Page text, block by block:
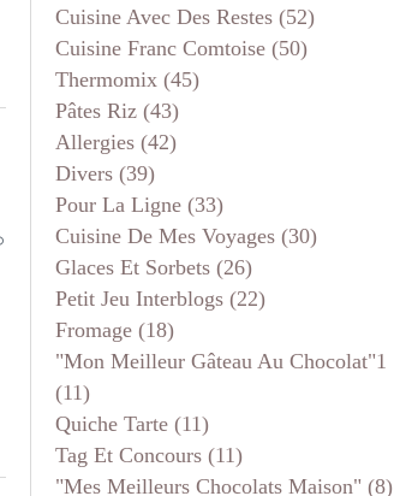
GÂTEAUX AU CHOCOLAT
Cuisine Avec Des Restes (52)
Cuisine Franc Comtoise (50)
Thermomix (45)
Pâtes Riz (43)
Allergies (42)
Divers (39)
Pour La Ligne (33)
Cuisine De Mes Voyages (30)
Glaces Et Sorbets (26)
Petit Jeu Interblogs (22)
Fromage (18)
"mon Meilleur Gâteau Au Chocolat"1
(11)
Quiche Tarte (11)
Tag Et Concours (11)
"mes Meilleurs Chocolats Maison" (8)